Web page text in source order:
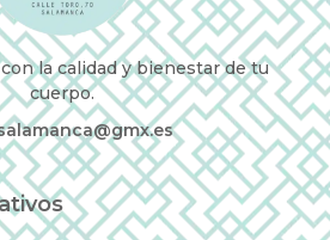
la calidad y bienestar de tu
cuerpo.